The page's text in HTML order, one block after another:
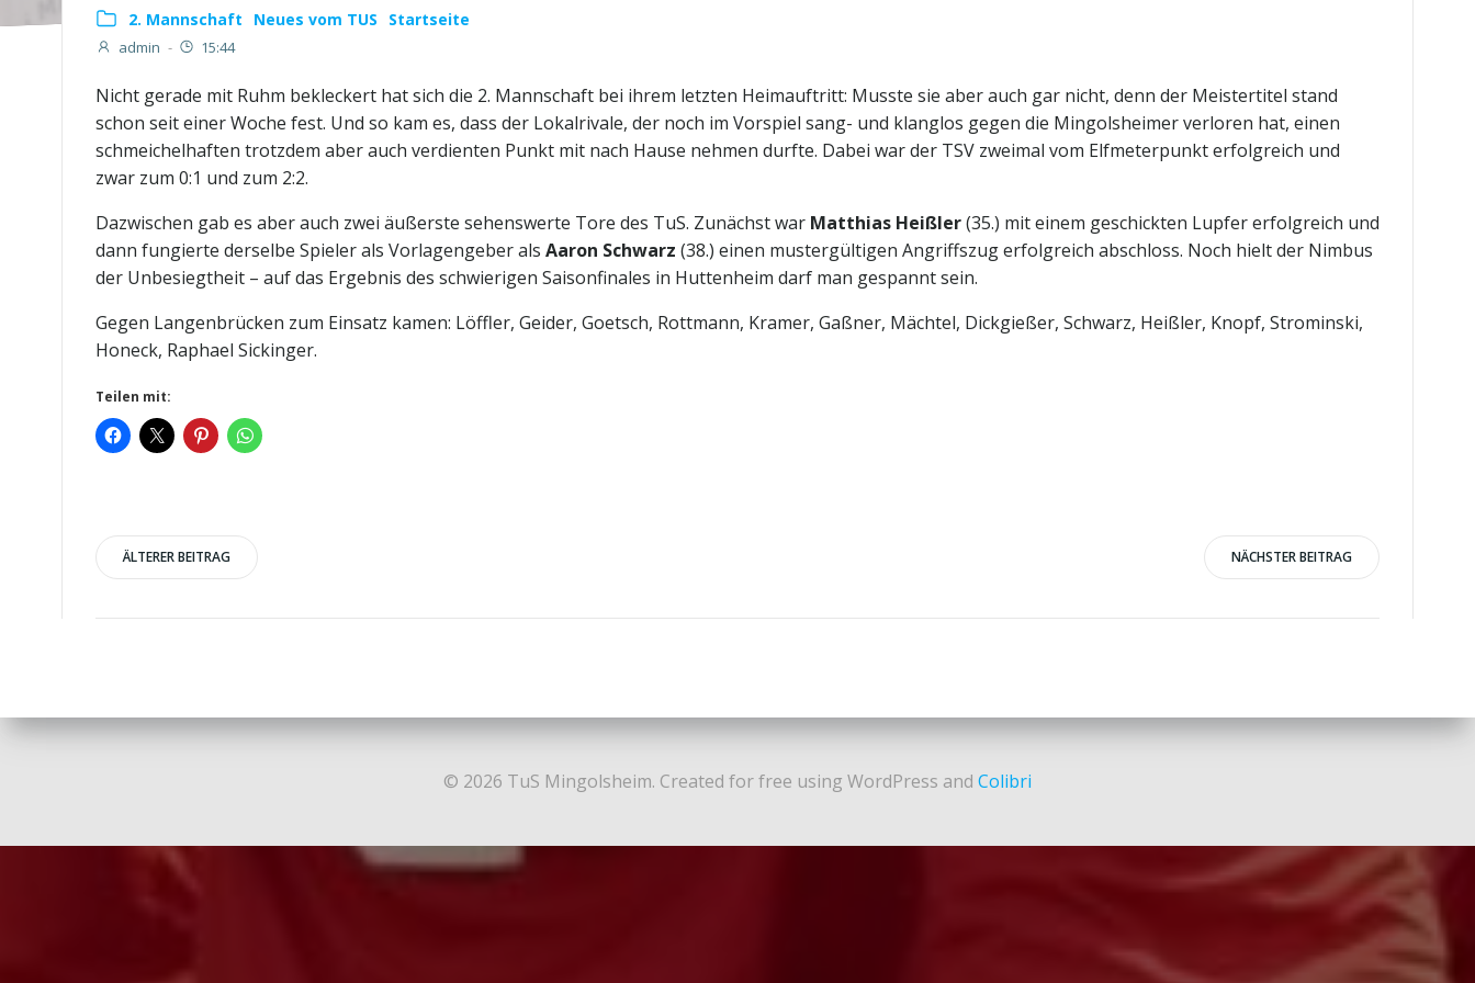
2. Mannschaft Neues vom TUS Startseite
admin - 15:44
Nicht gerade mit Ruhm bekleckert hat sich die 2. Mannschaft bei ihrem letzten Heimauftritt: Musste sie aber auch gar nicht, denn der Meistertitel stand
schon seit einer Woche fest. Und so kam es, dass der Lokalrivale, der noch im Vorspiel sang- und klanglos gegen die Mingolsheimer verloren hat, einen
schmeichelhaften trotzdem aber auch verdienten Punkt mit nach Hause nehmen durfte. Dabei war der TSV zweimal vom Elfmeterpunkt erfolgreich und
zwar zum 0:1 und zum 2:2.
Dazwischen gab es aber auch zwei äußerste sehenswerte Tore des TuS. Zunächst war Matthias Heißler(35.) mit einem geschickten Lupfer erfolgreich und
dann fungierte derselbe Spieler als Vorlagengeber als Aaron Schwarz (38.) einen mustergültigen Angriffszug erfolgreich abschloss. Noch hielt der Nimbus
der Unbesiegtheit – auf das Ergebnis des schwierigen Saisonfinales in Huttenheim darf man gespannt sein.
Gegen Langenbrücken zum Einsatz kamen: Löffler, Geider, Goetsch, Rottmann, Kramer, Gaßner, Mächtel, Dickgießer, Schwarz, Heißler, Knopf, Strominski,
Honeck, Raphael Sickinger.
Teilen mit:
Post
navigation
ÄLTERER BEITRAG
navigation
NÄCHSTER BEITRAG
© 2026 TuS Mingolsheim. Created for free using WordPress and Colibri